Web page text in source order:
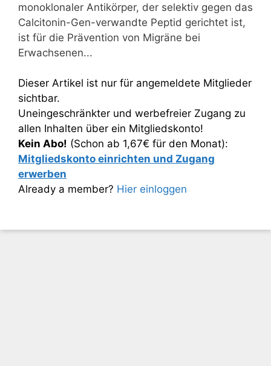
monoklonaler Antikörper, der selektiv gegen das
Calcitonin-Gen-verwandte Peptid gerichtet ist,
ist für die Prävention von Migräne bei
Erwachsenen...
Dieser Artikel ist nur für angemeldete Mitglieder
sichtbar.
Uneingeschränkter und werbefreier Zugang zu
allen Inhalten über ein Mitgliedskonto!
Kein Abo! (Schon ab 1,67€ für den Monat):
Mitgliedskonto einrichten und Zugang
erwerben
Already a member? Hier einloggen